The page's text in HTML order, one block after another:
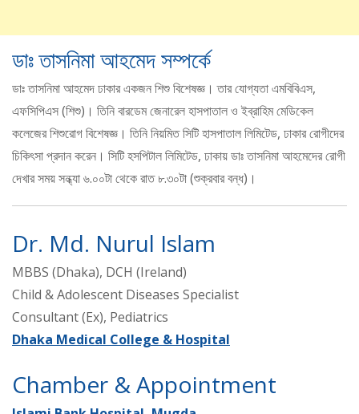
ডাঃ তাসনিমা আহমেদ সম্পর্কে
ডাঃ তাসনিমা আহমেদ ঢাকার একজন শিশু বিশেষজ্ঞ। তার যোগ্যতা এমবিবিএস,
এফসিপিএস (শিশু)। তিনি বারডেম জেনারেল হাসপাতাল ও ইব্রাহিম মেডিকেল
কলেজের শিশুরোগ বিশেষজ্ঞ। তিনি নিয়মিত সিটি হাসপাতাল লিমিটেড, ঢাকার রোগীদের
চিকিৎসা প্রদান করেন। সিটি হসপিটাল লিমিটেড, ঢাকায় ডাঃ তাসনিমা আহমেদের রোগী
দেখার সময় সন্ধ্যা ৬.০০টা থেকে রাত ৮.৩০টা (শুক্রবার বন্ধ)।
Dr. Md. Nurul Islam
MBBS (Dhaka), DCH (Ireland)
Child & Adolescent Diseases Specialist
Consultant (Ex), Pediatrics
Dhaka Medical College & Hospital
Chamber & Appointment